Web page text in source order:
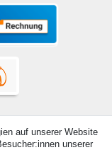
auf unserer Website
unserer